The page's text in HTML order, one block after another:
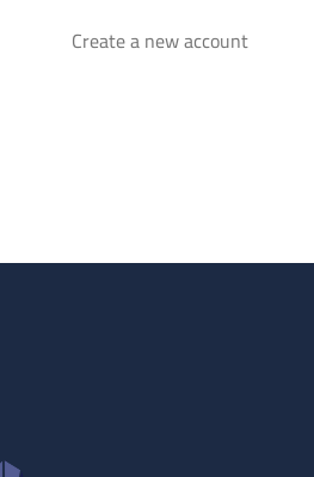
Create a new account